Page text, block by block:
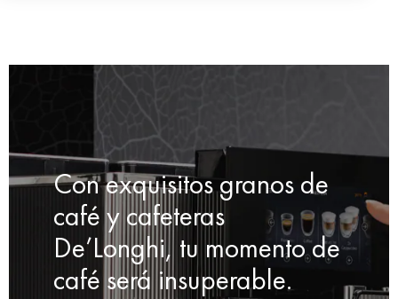
Con exquisitos granos de
café y cafeteras
De’Longhi, tu momento de
café será insuperable.